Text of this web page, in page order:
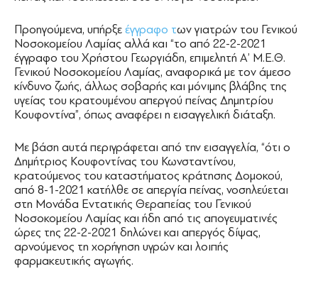
Προηγούμενα, υπήρξε έγγραφο των γιατρών του Γενικού
Νοσοκομείου Λαμίας αλλά και “το από 22-2-2021
έγγραφο του Χρήστου Γεωργιάδη, επιμελητή Α’ Μ.Ε.Θ.
Γενικού Νοσοκομείου Λαμίας, αναφορικά με τον άμεσο
κίνδυνο ζωής, άλλως σοβαρής και μόνιμης βλάβης της
υγείας του κρατουμένου απεργού πείνας Δημητρίου
Κουφοντίνα”, όπως αναφέρει η εισαγγελική διάταξη.
Με βάση αυτά περιγράφεται από την εισαγγελία, “ότι ο
Δημήτριος Κουφοντίνας του Κωνσταντίνου,
κρατούμενος του καταστήματος κράτησης Δομοκού,
από 8-1-2021 κατήλθε σε απεργία πείνας, νοσηλεύεται
στη Μονάδα Εντατικής Θεραπείας του Γενικού
Νοσοκομείου Λαμίας και ήδη από τις απογευματινές
ώρες της 22-2-2021 δηλώνει και απεργός δίψας,
αρνούμενος τη χορήγηση υγρών και λοιπής
φαρμακευτικής αγωγής.